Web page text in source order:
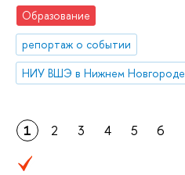
Образование
репортаж о событии
НИУ ВШЭ в Нижнем Новгороде
1 2 3 4 5 6